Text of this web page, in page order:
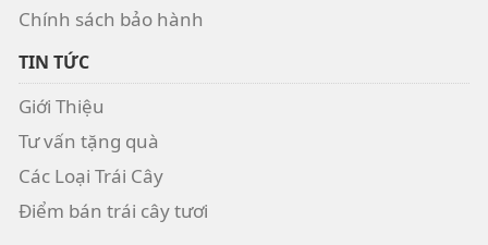
Chính sách bảo hành
TIN TỨC
Giới Thiệu
Tư vấn tặng quà
Các Loại Trái Cây
Điểm bán trái cây tươi